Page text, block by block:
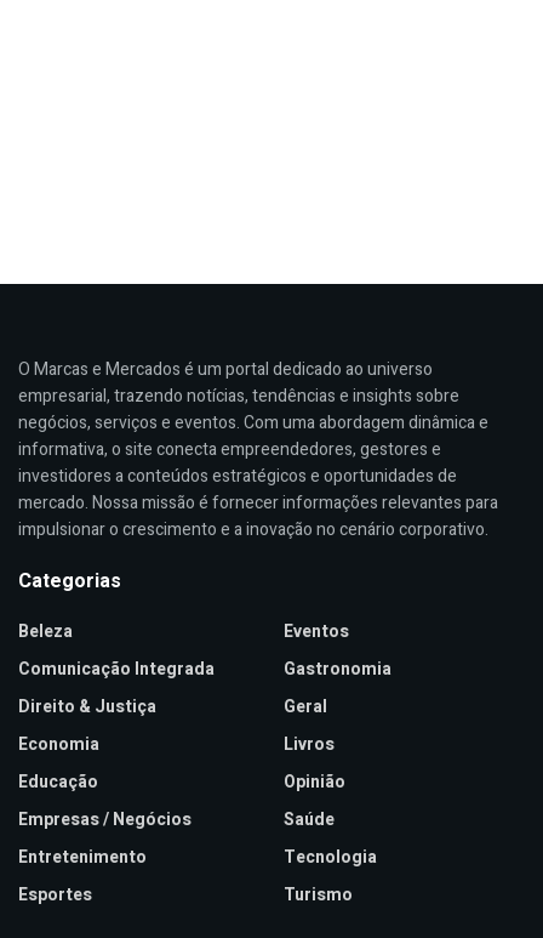
O Marcas e Mercados é um portal dedicado ao universo
empresarial, trazendo notícias, tendências e insights sobre
negócios, serviços e eventos. Com uma abordagem dinâmica e
informativa, o site conecta empreendedores, gestores e
investidores a conteúdos estratégicos e oportunidades de
mercado. Nossa missão é fornecer informações relevantes para
impulsionar o crescimento e a inovação no cenário corporativo.
Categorias
Beleza
Comunicação Integrada
Direito & Justiça
Economia
Educação
Empresas / Negócios
Entretenimento
Esportes
Eventos
Gastronomia
Geral
Livros
Opinião
Saúde
Tecnologia
Turismo